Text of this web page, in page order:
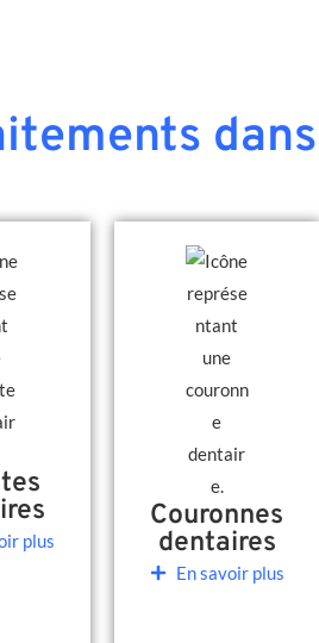
plus
Couronnes
dentaires
En savoir plus